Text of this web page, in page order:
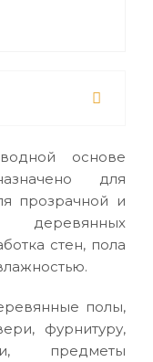
основе
для
прозрачной и
деревянных
стен, пола
полы,
фурнитуру,
предметы